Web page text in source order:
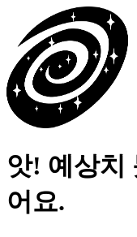
앗! 예상치
어요.